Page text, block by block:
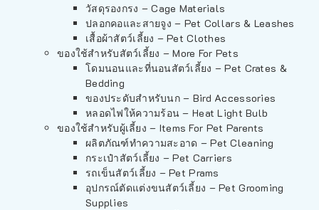
วัสดุรองกรง – Cage Materials
ปลอกคอและสายจูง – Pet Collars & Leashes
เสื้อผ้าสัตว์เลี้ยง – Pet Clothes
ของใช้สำหรับสัตว์เลี้ยง – More For Pets
โดมนอนและที่นอนสัตว์เลี้ยง – Pet Crates &
Bedding
ของประดับสำหรับนก – Bird Accessories
หลอดไฟให้ความร้อน – Heat Light Bulb
ของใช้สำหรับผู้เลี้ยง – Items For Pet Parents
ผลิตภัณฑ์ทำความสะอาด – Pet Cleaning
กระเป๋าสัตว์เลี้ยง – Pet Carriers
รถเข็นสัตว์เลี้ยง – Pet Prams
อุปกรณ์ตัดแต่งขนสัตว์เลี้ยง – Pet Grooming
Supplies